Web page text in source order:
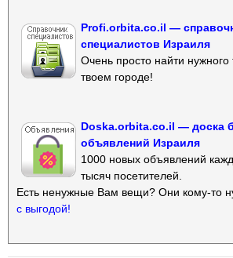
Profi.orbita.co.il —
специалистов Израиля
Очень просто найти нужного
твоем городе!
Doska.orbita.co.il — доска
объявлений Израиля
1000 новых объявлений
тысяч посетителей.
Есть ненужные Вам вещи? Они кому-то
с выгодой!